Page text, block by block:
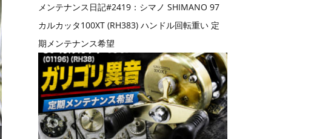
メンテナンス日記#2419：シマノ SHIMANO 97
カルカッタ100XT (RH383) ハンドル回転重い 定
期メンテナンス希望